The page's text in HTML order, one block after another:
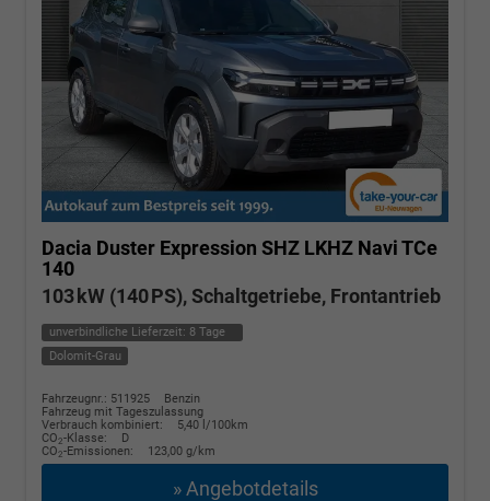
Dacia Duster Expression SHZ LKHZ Navi TCe
140
103 kW (140 PS), Schaltgetriebe, Frontantrieb
unverbindliche Lieferzeit: 8 Tage
Dolomit-Grau
Fahrzeugnr.: 511925
Benzin
Fahrzeug mit Tageszulassung
Verbrauch kombiniert:
5,40 l/100km
CO2-Klasse:
D
CO2-Emissionen: 123,00 g/km
» Angebotdetails